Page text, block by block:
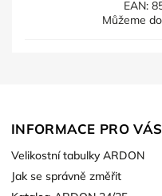
EAN:
Můžeme
INFORMACE PRO VÁS
Velikostní tabulky ARDON
Jak se správně změřit